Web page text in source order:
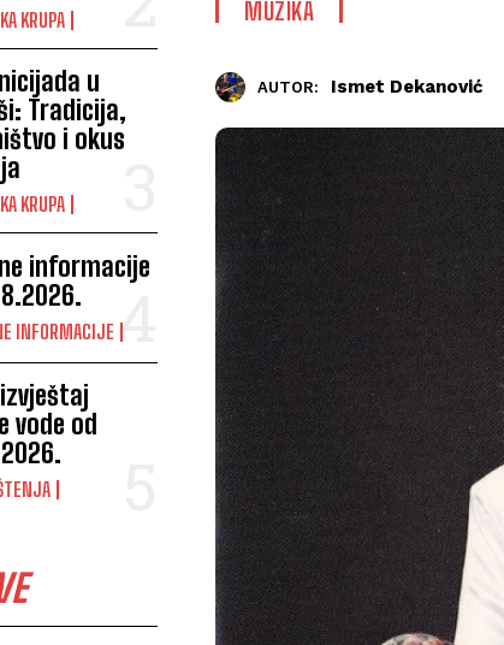
KRUPA
u
Tradicija,
i okus
KRUPA
informacije
INFORMACIJE
vode od
MUZIKA
AUTOR: Ismet Dekanović